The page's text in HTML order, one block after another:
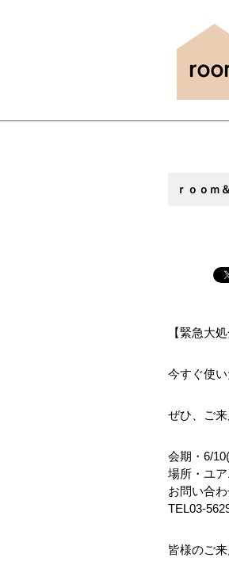
ｒｏｏｍ
【緊急大
今すぐ使
ぜひ、ご来
会期・6/
場所・ユ
お問い合
TEL03-
皆様のご